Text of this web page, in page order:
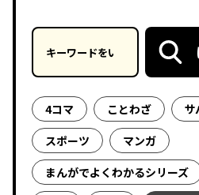
キーワードを入力
4コマ ことわざ
サ
スポーツ
マンガ
まんがでよくわかるシリーズ